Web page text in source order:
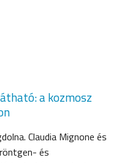
a kozmosz
Claudia Mignone és
és